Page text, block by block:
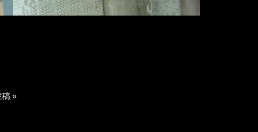
稿»